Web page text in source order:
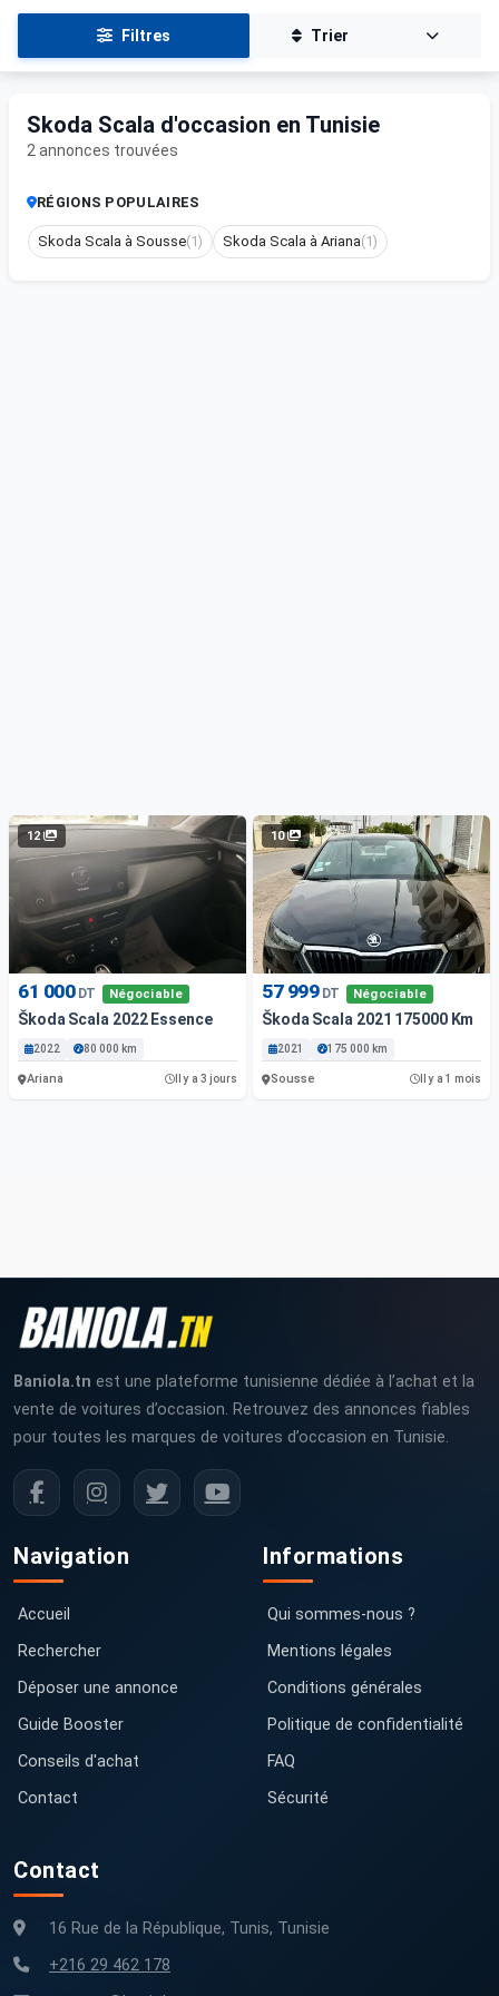
Filtres Trier
Skoda Scala d'occasion en Tunisie
2 annonces trouvées
RÉGIONS POPULAIRES
Skoda Scala à Sousse(1) Skoda Scala à Ariana(1)
12
61 000 DT Négociable
Škoda Scala 2022 Essence
2022 80 000 km
Ariana Il y a 3 jours
10
57 999 DT Négociable
Škoda Scala 2021 175000 Km
2021 175 000 km
Sousse Il y a 1 mois
Baniola.tn est une plateforme tunisienne dédiée à l’achat et la
vente de voitures d’occasion. Retrouvez des annonces fiables
pour toutes les marques de voitures d’occasion en Tunisie.
Navigation
Accueil
Rechercher
Déposer une annonce
Guide Booster
Conseils d'achat
Contact
Informations
Qui sommes-nous ?
Mentions légales
Conditions générales
Politique de confidentialité
FAQ
Sécurité
Contact
16 Rue de la République, Tunis, Tunisie
+216 29 462 178